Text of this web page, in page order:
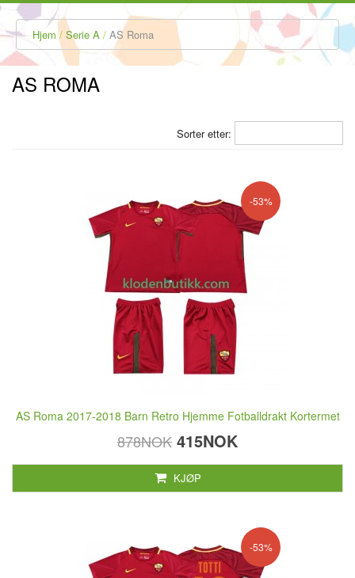
Hjem Serie A AS Roma
AS ROMA
Sorter etter:
-53%
AS Roma 2017-2018 Barn Retro Hjemme Fotballdrakt Kortermet
878NOK 415NOK
KJØP
-53%